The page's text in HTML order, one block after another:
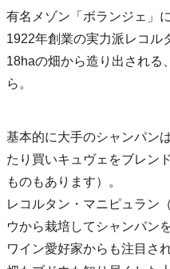
有名メゾン「ボランジェ」
1922年創業の実力派レコル
18haの畑から造り出される
ら。
基本的に大手のシャンパン
たり買いキュヴェをブレン
ものもあります）。
レコルタン・マニピュラン
ウから栽培してシャンパン
ワイン愛好家からも注目さ